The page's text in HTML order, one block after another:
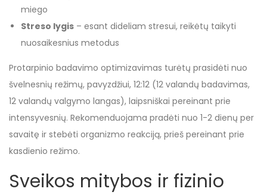
miego
Streso lygis – esant dideliam stresui, reikėtų taikyti
nuosaikesnius metodus
Protarpinio badavimo optimizavimas turėtų prasidėti nuo
švelnesnių režimų, pavyzdžiui, 12:12 (12 valandų badavimas,
12 valandų valgymo langas), laipsniškai pereinant prie
intensyvesnių. Rekomenduojama pradėti nuo 1-2 dienų per
savaitę ir stebėti organizmo reakciją, prieš pereinant prie
kasdienio režimo.
Sveikos mitybos ir fizinio